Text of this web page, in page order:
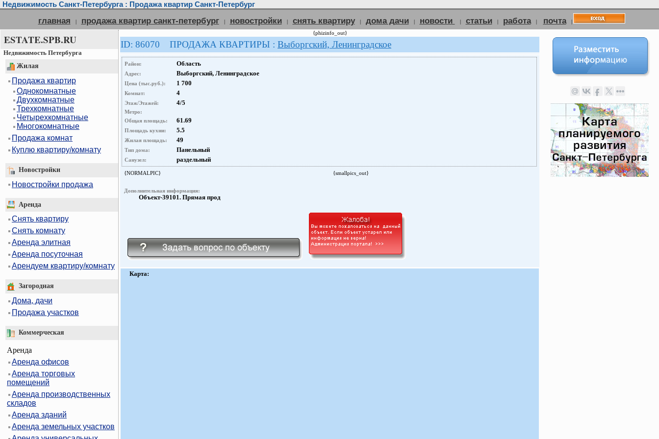
Недвижимость Санкт-Петербурга : Продажа квартир Санкт-Петербург
главная | продажа квартир санкт-петербург | новостройки | снять квартиру | дома дачи | новости | статьи | работа | почта |
ESTATE.SPB.RU
Недвижимость Петербурга
Жилая
Продажа квартир
Однокомнатные
Двухкомнатные
Трехкомнатные
Четырехкомнатные
Многокомнатные
Продажа комнат
Куплю квартиру/комнату
Новостройки
Новостройки продажа
Аренда
Снять квартиру
Снять комнату
Аренда элитная
Аренда посуточная
Арендуем квартиру/комнату
Загородная
Дома, дачи
Продажа участков
Коммерческая
Аренда
Аренда офисов
Аренда торговых
помещений
Аренда производственных
складов
Аренда зданий
Аренда земельных участков
{phizinfo_out}
ID: 86070 ПРОДАЖА КВАРТИРЫ : Выборгский, Ленинградское
Район: Область
Адрес: Выборгский, Ленинградское
Цена (тыс.руб.): 1 700
Комнат: 4
Этаж/Этажей: 4/5
Метро:
Общая площадь:
61.69
Площадь кухни: 5.5
Жилая площадь: 49
Тип дома: Панельный
Санузел: раздельный
{NORMALPIC} {smallpics_out}
Дополнительная информация:
Объект-39101. Прямая прод
Карта: